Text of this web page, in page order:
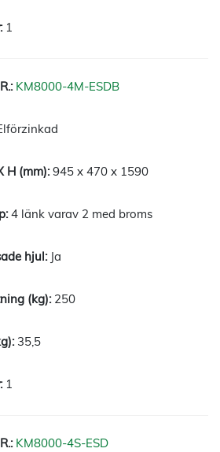
1
KM8000-4M-ESDB
945 x 470 x 1590
4 länk varav 2 med broms
Ja
250
35,5
1
KM8000-4S-ESD